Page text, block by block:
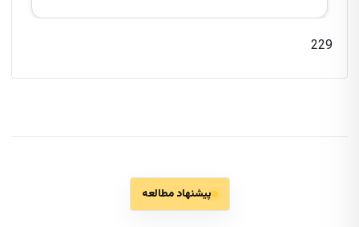
229
پیشنهاد مطالعه